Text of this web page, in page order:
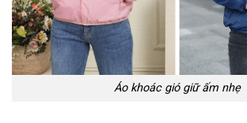
Áo khoác gió giữ ấm nhẹ